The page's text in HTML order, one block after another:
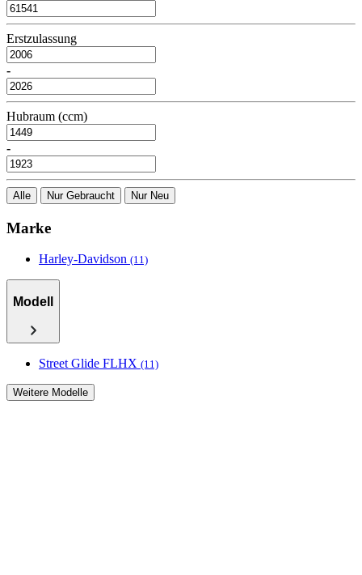
Erstzulassung
-
Hubraum (ccm)
-
Alle Nur Gebraucht Nur Neu
Marke
Harley-Davidson (11)
Modell
Street Glide FLHX (11)
Weitere Modelle